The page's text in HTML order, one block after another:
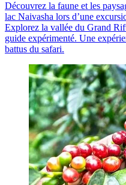
Découvrez la faune et les
lac Naivasha lors d’une
Explorez la vallée du Grand
guide expérimenté. Une
battus du safari.